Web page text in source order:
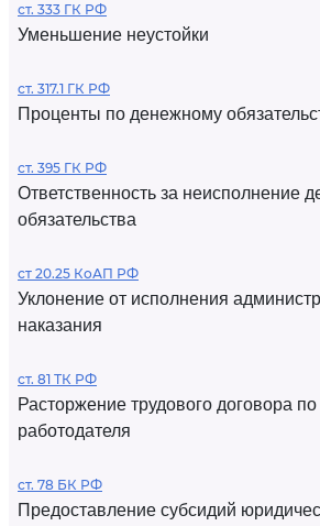
ст. 333 ГК РФ
Уменьшение неустойки
ст. 317.1 ГК РФ
Проценты по денежному
ст. 395 ГК РФ
Ответственность за неисполнение
обязательства
ст 20.25 КоАП РФ
Уклонение от исполнения
наказания
ст. 81 ТК РФ
Расторжение трудового договора
работодателя
ст. 78 БК РФ
Предоставление субсидий